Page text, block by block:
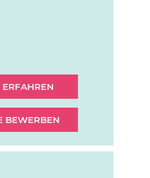
ERFAHREN
BEWERBEN